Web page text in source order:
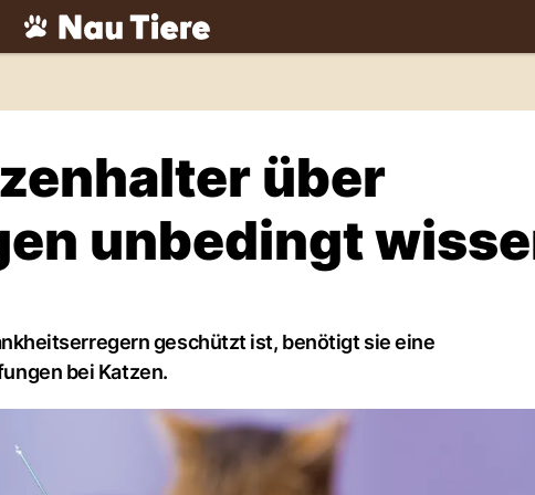
über
unbedingt
geschützt ist, benötigt sie eine
bei Katzen.